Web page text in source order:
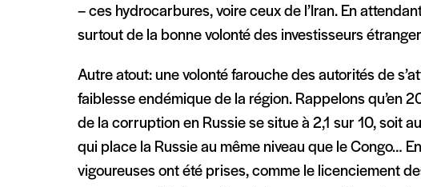
– ces hydrocarbures, voire ceux de l’Iran. En
surtout de la bonne volonté des investisseurs
Autre atout: une volonté farouche des autorités de
faiblesse endémique de la région. Rappelons qu’en
de la corruption en Russie se situe à 2,1 sur 10, soit
qui place la Russie au même niveau que le Congo…
vigoureuses ont été prises, comme le licenciement